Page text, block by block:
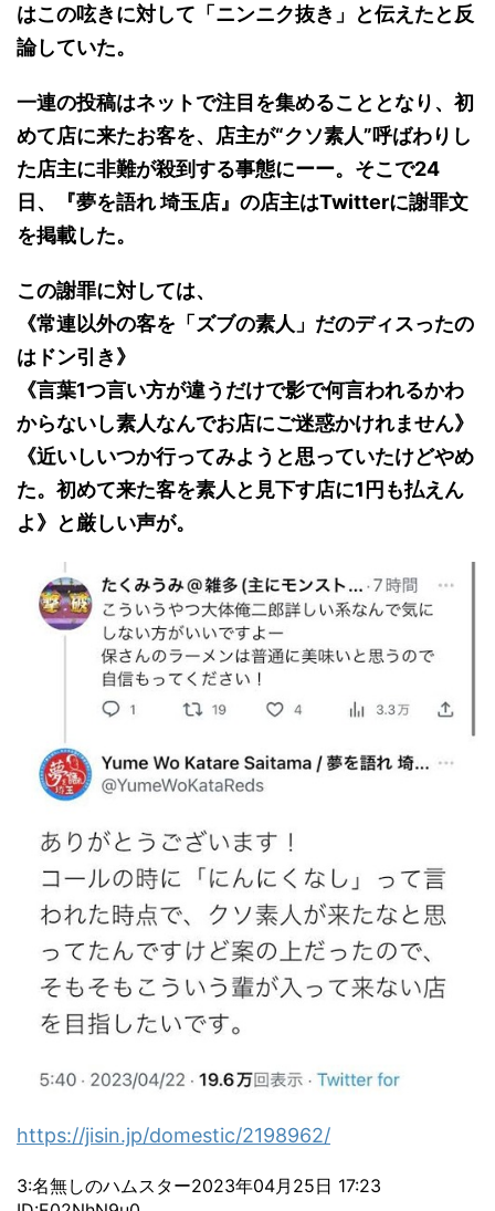
はこの呟きに対して「ニンニク抜き」と伝えたと反
論していた。
一連の投稿はネットで注目を集めることとなり、初
めて店に来たお客を、店主が“クソ素人”呼ばわりし
た店主に非難が殺到する事態にーー。そこで24
日、『夢を語れ 埼玉店』の店主はTwitterに謝罪文
を掲載した。
この謝罪に対しては、
《常連以外の客を「ズブの素人」だのディスったの
はドン引き》
《言葉1つ言い方が違うだけで影で何言われるかわ
からないし素人なんでお店にご迷惑かけれません》
《近いしいつか行ってみようと思っていたけどやめ
た。初めて来た客を素人と見下す店に1円も払えん
よ》と厳しい声が。
https://jisin.jp/domestic/2198962/
3:名無しのハムスター2023年04月25日 17:23